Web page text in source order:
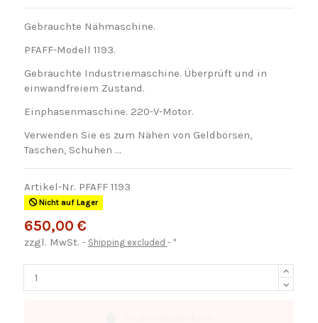
Gebrauchte Nähmaschine.
PFAFF-Modell 1193.
Gebrauchte Industriemaschine. Überprüft und in
einwandfreiem Zustand.
Einphasenmaschine. 220-V-Motor.
Verwenden Sie es zum Nähen von Geldbörsen,
Taschen, Schuhen …
Artikel-Nr. PFAFF 1193
Nicht auf Lager
650,00 €
zzgl. MwSt. Shipping excluded *